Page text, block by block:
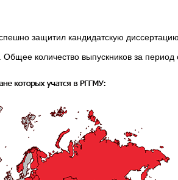
защитил кандидатскую
количество выпускников за